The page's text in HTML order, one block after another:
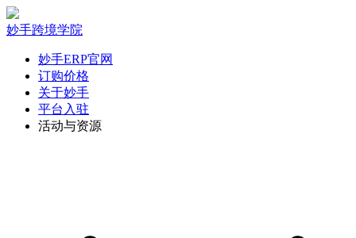
妙手跨境学院
妙手ERP官网
订购价格
关于妙手
平台入驻
活动与资源